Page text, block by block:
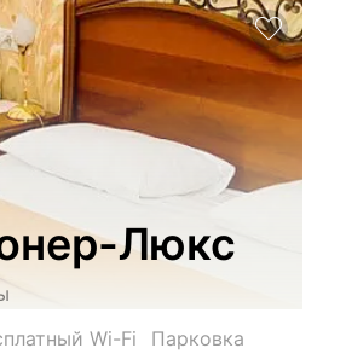
Люкс
Wi-Fi
Парковка